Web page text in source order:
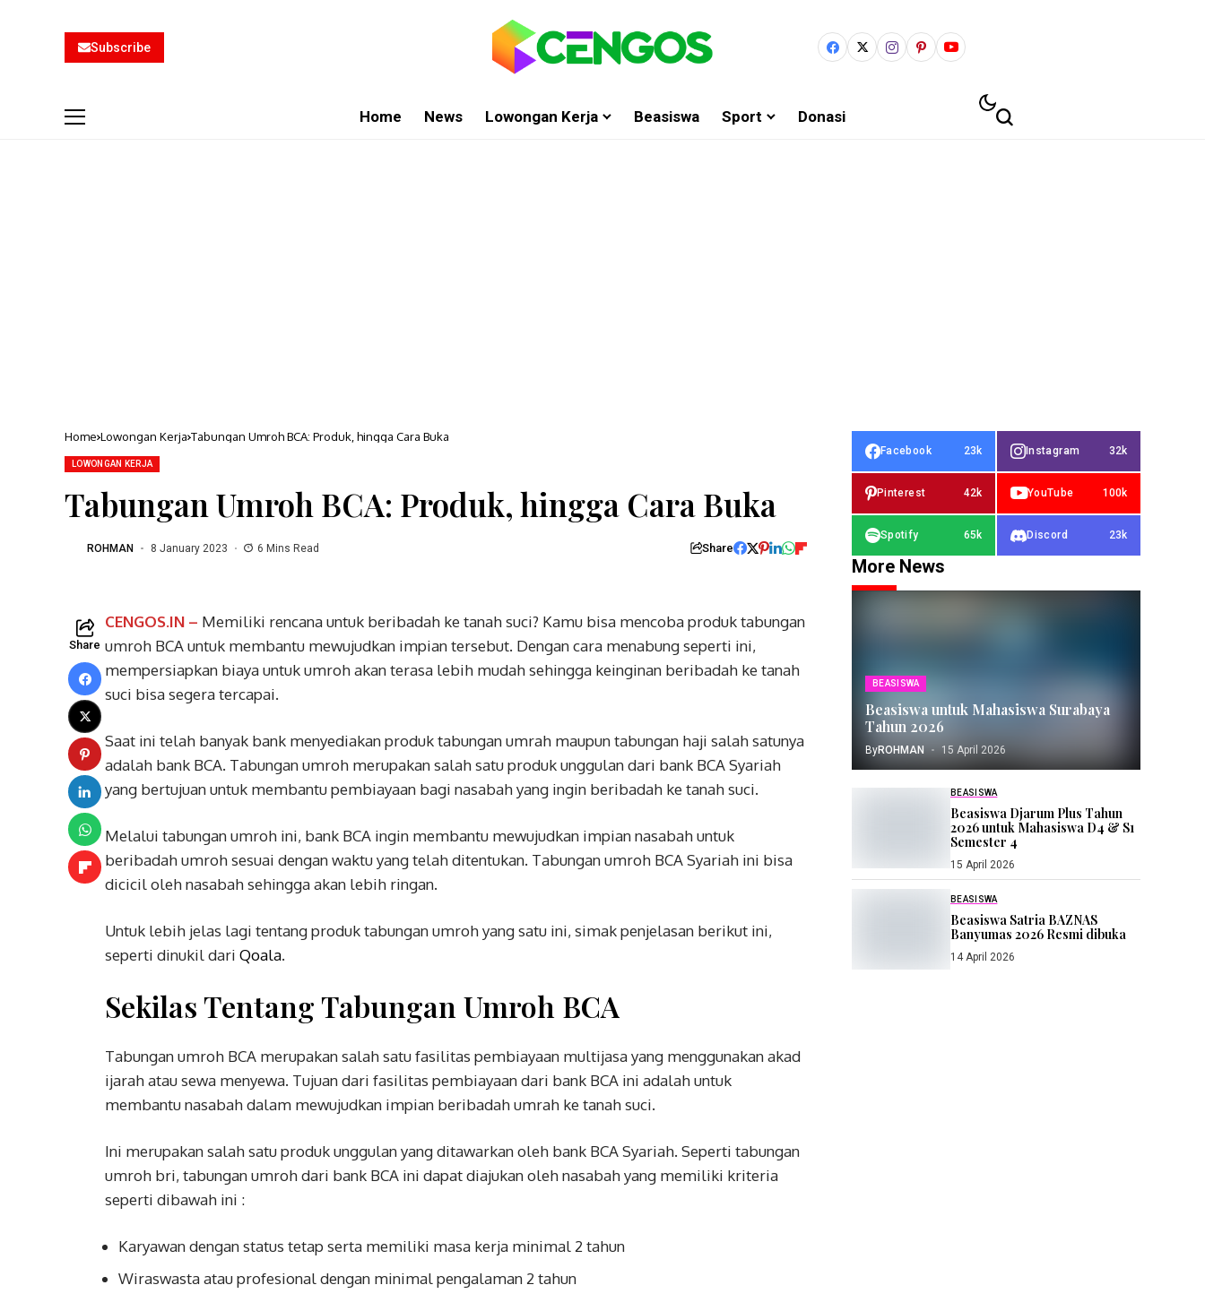
Subscribe
Home News Lowongan Kerja Beasiswa Sport Donasi
Home Lowongan Kerja Tabungan Umroh BCA: Produk, hingga Cara Buka
LOWONGAN KERJA
Tabungan Umroh BCA: Produk, hingga Cara Buka
ROHMAN 8 January 2023 6 Mins Read Share
Share
CENGOS.IN – Memiliki rencana untuk beribadah ke tanah suci? Kamu bisa mencoba produk tabungan
umroh BCA untuk membantu mewujudkan impian tersebut. Dengan cara menabung seperti ini,
mempersiapkan biaya untuk umroh akan terasa lebih mudah sehingga keinginan beribadah ke tanah
suci bisa segera tercapai.
Saat ini telah banyak bank menyediakan produk tabungan umrah maupun tabungan haji salah satunya
adalah bank BCA. Tabungan umroh merupakan salah satu produk unggulan dari bank BCA Syariah
yang bertujuan untuk membantu pembiayaan bagi nasabah yang ingin beribadah ke tanah suci.
Melalui tabungan umroh ini, bank BCA ingin membantu mewujudkan impian nasabah untuk
beribadah umroh sesuai dengan waktu yang telah ditentukan. Tabungan umroh BCA Syariah ini bisa
dicicil oleh nasabah sehingga akan lebih ringan.
Untuk lebih jelas lagi tentang produk tabungan umroh yang satu ini, simak penjelasan berikut ini,
seperti dinukil dari Qoala.
Sekilas Tentang Tabungan Umroh BCA
Tabungan umroh BCA merupakan salah satu fasilitas pembiayaan multijasa yang menggunakan akad
ijarah atau sewa menyewa. Tujuan dari fasilitas pembiayaan dari bank BCA ini adalah untuk
membantu nasabah dalam mewujudkan impian beribadah umrah ke tanah suci.
Ini merupakan salah satu produk unggulan yang ditawarkan oleh bank BCA Syariah. Seperti tabungan
umroh bri, tabungan umroh dari bank BCA ini dapat diajukan oleh nasabah yang memiliki kriteria
seperti dibawah ini :
Karyawan dengan status tetap serta memiliki masa kerja minimal 2 tahun
Wiraswasta atau profesional dengan minimal pengalaman 2 tahun
Facebook 23k Instagram 32k
Pinterest 42k YouTube 100k
Spotify 65k Discord 23k
More News
BEASISWA
Beasiswa untuk Mahasiswa Surabaya
Tahun 2026
ByROHMAN 15 April 2026
BEASISWA
Beasiswa Djarum Plus Tahun
2026 untuk Mahasiswa D4 & S1
Semester 4
15 April 2026
BEASISWA
Beasiswa Satria BAZNAS
Banyumas 2026 Resmi dibuka
14 April 2026